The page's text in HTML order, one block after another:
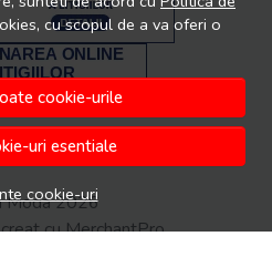
cu scopul de a va oferi o
cookie-urile
uri esentiale
cookie-uri
2026
cu MerchantPro